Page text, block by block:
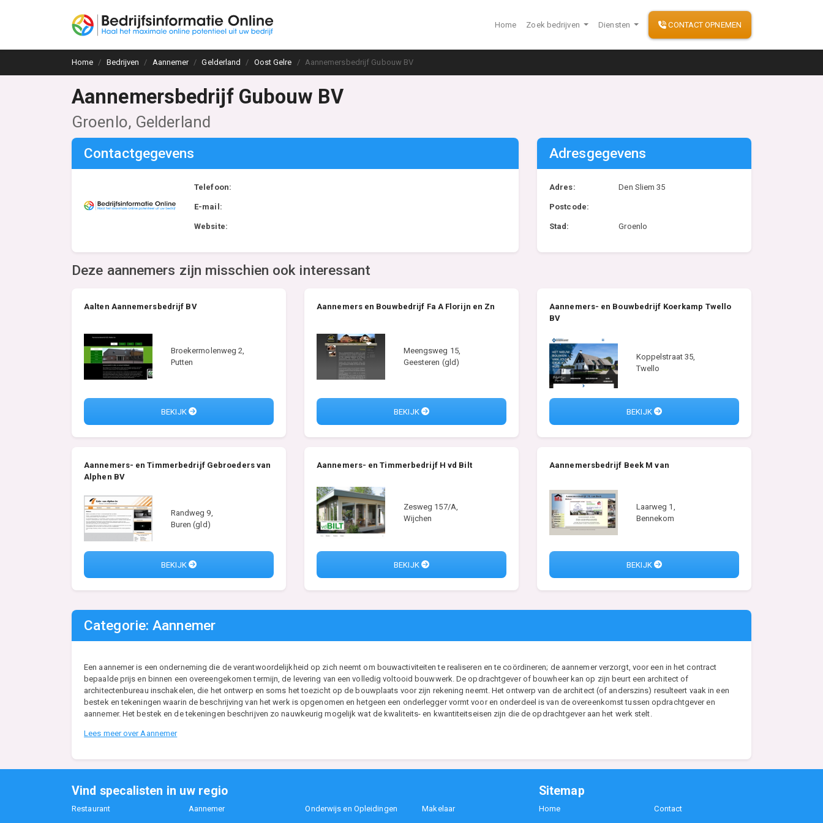
Home Zoek bedrijven Diensten CONTACT OPNEMEN
Home Bedrijven Aannemer Gelderland Oost Gelre Aannemersbedrijf Gubouw BV
Aannemersbedrijf Gubouw BV
Groenlo, Gelderland
Contactgegevens
Telefoon:
E-mail:
Website:
Adresgegevens
Adres: Den Sliem 35
Postcode:
Stad: Groenlo
Deze aannemers zijn misschien ook interessant
Aalten Aannemersbedrijf BV
Broekermolenweg 2,
Putten
BEKIJK
Aannemers en Bouwbedrijf Fa A Florijn en Zn
Meengsweg 15,
Geesteren (gld)
BEKIJK
Aannemers- en Bouwbedrijf Koerkamp Twello
BV
Koppelstraat 35,
Twello
BEKIJK
Aannemers- en Timmerbedrijf Gebroeders van
Alphen BV
Randweg 9,
Buren (gld)
BEKIJK
Aannemers- en Timmerbedrijf H vd Bilt
Zesweg 157/A,
Wijchen
BEKIJK
Aannemersbedrijf Beek M van
Laarweg 1,
Bennekom
BEKIJK
Categorie: Aannemer
Een aannemer is een onderneming die de verantwoordelijkheid op zich neemt om bouwactiviteiten te realiseren en te coördineren; de aannemer verzorgt, voor een in het contract
bepaalde prijs en binnen een overeengekomen termijn, de levering van een volledig voltooid bouwwerk. De opdrachtgever of bouwheer kan op zijn beurt een architect of
architectenbureau inschakelen, die het ontwerp en soms het toezicht op de bouwplaats voor zijn rekening neemt. Het ontwerp van de architect (of anderszins) resulteert vaak in een
bestek en tekeningen waarin de beschrijving van het werk is opgenomen en hetgeen een onderlegger vormt voor en onderdeel is van de overeenkomst tussen opdrachtgever en
aannemer. Het bestek en de tekeningen beschrijven zo nauwkeurig mogelijk wat de kwaliteits- en kwantiteitseisen zijn die de opdrachtgever aan het werk stelt.
Lees meer over Aannemer
Vind specalisten in uw regio
Restaurant Aannemer Onderwijs en Opleidingen Makelaar
Sitemap
Home Contact